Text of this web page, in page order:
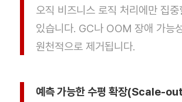
오직 비즈니스 로직 처리에만 집중
있습니다. GC나 OOM 장애 가능
원천적으로 제거됩니다.
예측 가능한 수평 확장(Scale-